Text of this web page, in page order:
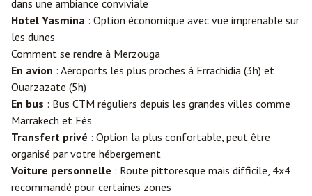
dans une ambiance conviviale
Hotel Yasmina : Option économique avec vue imprenable sur
les dunes
Comment se rendre à Merzouga
En avion : Aéroports les plus proches à Errachidia (3h) et
Ouarzazate (5h)
En bus : Bus CTM réguliers depuis les grandes villes comme
Marrakech et Fès
Transfert privé : Option la plus confortable, peut être
organisé par votre hébergement
Voiture personnelle : Route pittoresque mais difficile, 4x4
recommandé pour certaines zones